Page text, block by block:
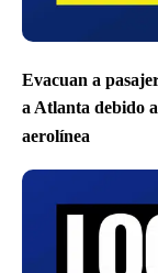
Evacuan a
a Atlanta debido
aerolínea